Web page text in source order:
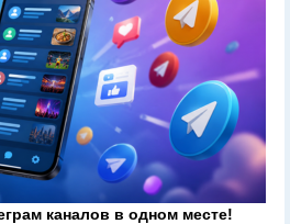
каналов в одном месте!